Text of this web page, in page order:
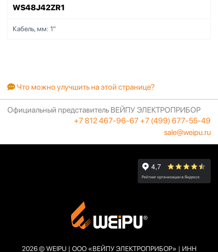
WS48J42ZR1
Кабель, мм: 1"
Что можно улучшить на этой странице?
Официальный представитель ВЕЙПУ ЭЛЕКТРОПРИБОР
+7 812 467-96-67 +7 (499) 677-55-49
sale@weipu.ru
2026 © WEIPU | ООО «ВЕЙПУ ЭЛЕКТРОПРИБОР» | ИНН